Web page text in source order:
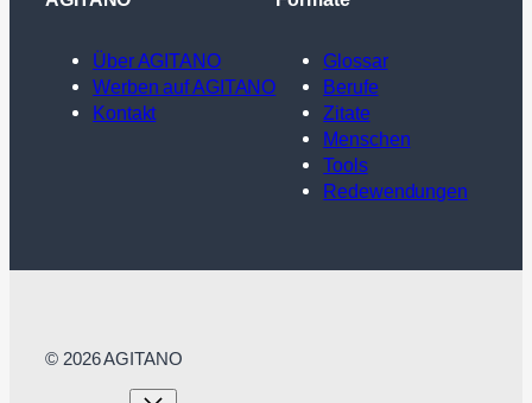
Über AGITANO
Werben auf AGITANO
Kontakt
Glossar
Berufe
Zitate
Menschen
Tools
Redewendungen
© 2026 AGITANO